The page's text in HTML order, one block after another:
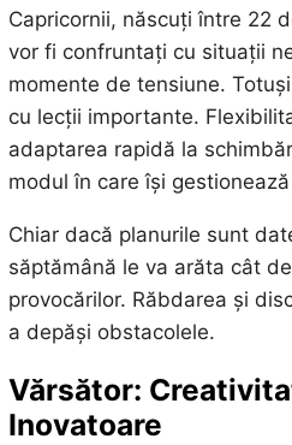
Capricornii, născuți între 22
vor fi confruntați cu situații
momente de tensiune.
cu lecții importante.
adaptarea rapidă la
modul în care își
Chiar dacă planurile sunt
săptămână le va arăta cât
provocărilor. Răbdarea și
a depăși obstacolele.
Vărsător:
Inovatoare